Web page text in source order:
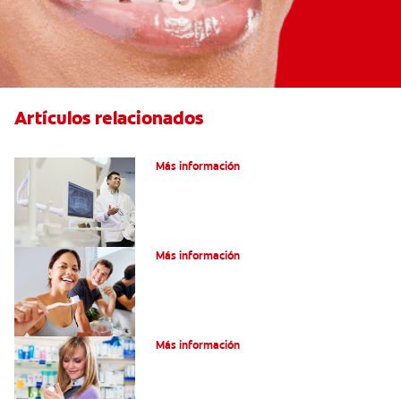
Artículos relacionados
Más información
Más información
Más información